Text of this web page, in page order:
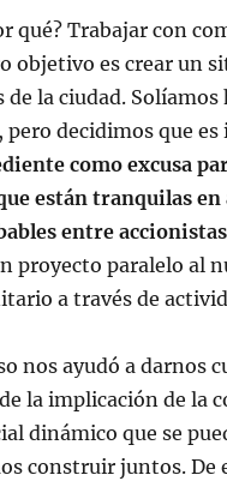
qué? Trabajar con
objetivo es crear un
de la ciudad.
pero decidimos que
como excusa
están tranquilas
entre
proyecto paralelo al
a través de
nos ayudó a darnos
la implicación de la
dinámico que se
construir juntos. De